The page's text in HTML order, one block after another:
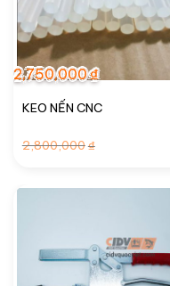
KEO NẾN CNC
2,800,000₫
2,750,000₫
2,750,000₫.